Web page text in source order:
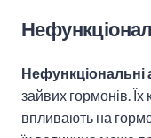
Нефункціональні
зайвих гормонів.
впливають на